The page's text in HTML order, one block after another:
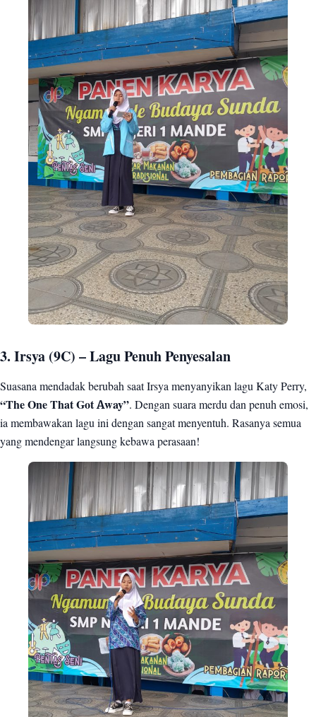
3. Irsya (9C) – Lagu Penuh Penyesalan
Suasana mendadak berubah saat Irsya menyanyikan lagu Katy Perry,
“The One That Got Away”. Dengan suara merdu dan penuh emosi,
ia membawakan lagu ini dengan sangat menyentuh. Rasanya semua
yang mendengar langsung kebawa perasaan!